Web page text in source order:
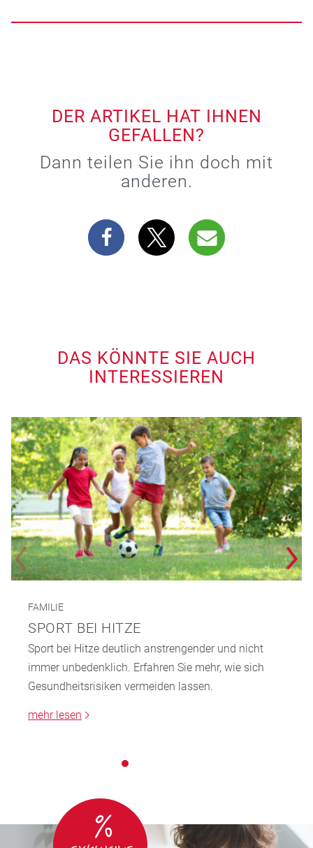
DER ARTIKEL HAT IHNEN
GEFALLEN?
Dann teilen Sie ihn doch mit
anderen.
DAS KÖNNTE SIE AUCH
INTERESSIEREN
FAMILIE
SPORT BEI HITZE
Sport bei Hitze deutlich anstrengender und nicht
immer unbedenklich. Erfahren Sie mehr, wie sich
Gesundheitsrisiken vermeiden lassen.
mehr lesen